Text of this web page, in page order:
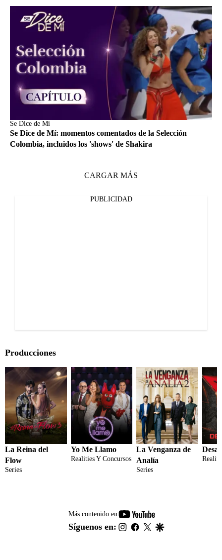
Se Dice de Mí
Se Dice de Mí: momentos comentados de la Selección
Colombia, incluidos los 'shows' de Shakira
CARGAR MÁS
PUBLICIDAD
Producciones
La Reina del
Flow
Series
Yo Me Llamo
Realities Y Concursos
La Venganza de
Analía
Series
Más contenido en
youtube-
footer
Síguenos en: instagram
facebook
twitter